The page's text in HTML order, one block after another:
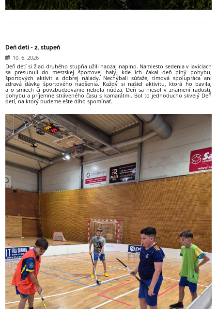
Deň detí - 2. stupeň
10. 6. 2026
Deň detí si žiaci druhého stupňa užili naozaj naplno. Namiesto sedenia v laviciach
sa presunuli do mestskej športovej haly, kde ich čakal deň plný pohybu,
športových aktivít a dobrej nálady. Nechýbali súťaže, tímová spolupráca ani
zdravá dávka športového nadšenia. Každý si našiel aktivitu, ktorá ho bavila,
a o smiech či povzbudzovanie nebola núdza. Deň sa niesol v znamení radosti,
pohybu a príjemne stráveného času s kamarátmi. Bol to jednoducho skvelý Deň
detí, na ktorý budeme ešte dlho spomínať.